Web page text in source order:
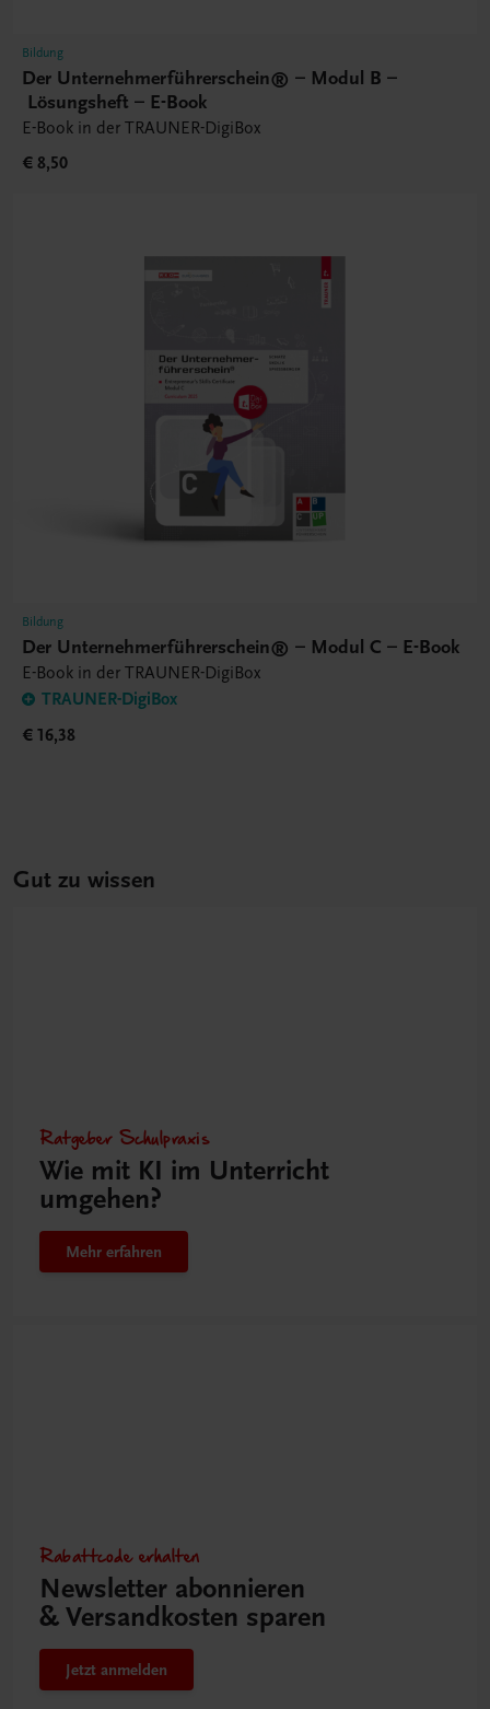
Bildung
Der Unternehmerführerschein® – Modul B –
Lösungsheft – E-Book
E-Book in der TRAUNER-DigiBox
€ 8,50
Bildung
Der Unternehmerführerschein® – Modul C – E-Book
E-Book in der TRAUNER-DigiBox
TRAUNER-DigiBox
€ 16,38
Gut zu wissen
Ratgeber Schulpraxis
Wie mit KI im Unterricht
umgehen?
Mehr erfahren
Rabattcode erhalten
Newsletter abonnieren
& Versandkosten sparen
Jetzt anmelden